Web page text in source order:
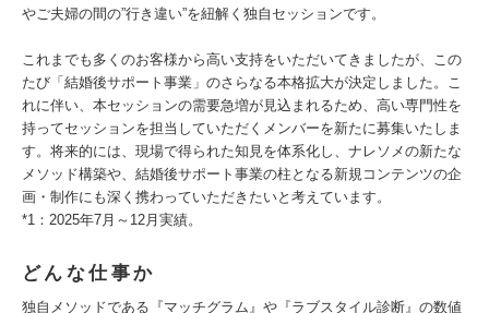
やご夫婦の間の”行き違い”を紐解く独自セッションです。
これまでも多くのお客様から高い支持をいただいてきましたが、この
たび「結婚後サポート事業」のさらなる本格拡大が決定しました。こ
れに伴い、本セッションの需要急増が見込まれるため、高い専門性を
持ってセッションを担当していただくメンバーを新たに募集いたしま
す。将来的には、現場で得られた知見を体系化し、ナレソメの新たな
メソッド構築や、結婚後サポート事業の柱となる新規コンテンツの企
画・制作にも深く携わっていただきたいと考えています。
*1：2025年7月～12月実績。
どんな仕事か
独自メソッドである『マッチグラム』や『ラブスタイル診断』の数値